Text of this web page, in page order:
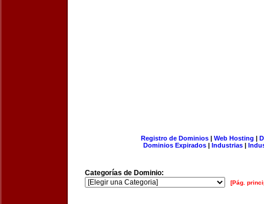
Registro de Dominios| Web Hosting |
Dominios Expirados | Industrias |
Categorías de Dominio:
[Pág.